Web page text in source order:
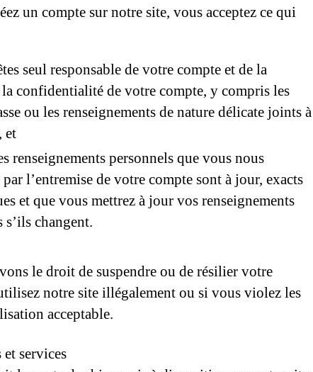
un compte sur notre site, vous acceptez ce qui
seul responsable de votre compte et de la
confidentialité de votre compte, y compris les
ou les renseignements de nature délicate joints à
et
renseignements personnels que vous nous
l’entremise de votre compte sont à jour, exacts
et que vous mettrez à jour vos renseignements
s’ils changent.
le droit de suspendre ou de résilier votre
notre site illégalement ou si vous violez les
acceptable.
et services